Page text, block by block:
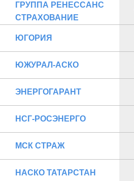
ГРУППА РЕНЕССАНС
СТРАХОВАНИЕ
ЮГОРИЯ
ЮЖУРАЛ-АСКО
ЭНЕРГОГАРАНТ
НСГ-РОСЭНЕРГО
МСК СТРАЖ
НАСКО ТАТАРСТАН